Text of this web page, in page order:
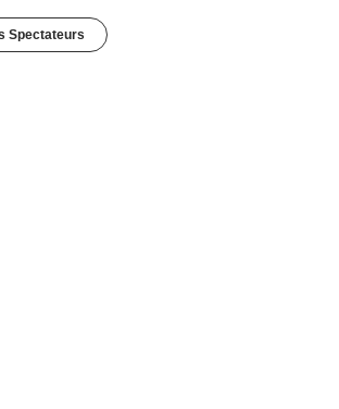
Spectateurs